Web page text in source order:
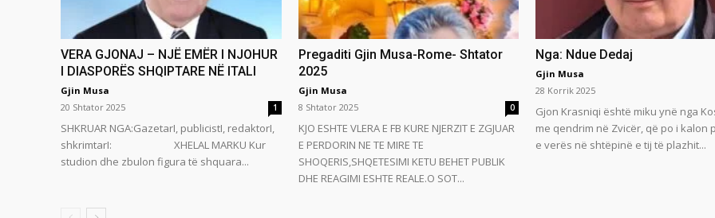
VERA GJONAJ – NJË EMËR I NJOHUR
I DIASPORËS SHQIPTARE NË ITALI
Gjin Musa
20 Shtator 2025
1
SHKRUAR NGA:GazetarI, publicistI, redaktorI,
shkrimtarI: XHELAL MARKU Kur
studion dhe zbulon figura të shquara...
Pregaditi Gjin Musa-Rome- Shtator
2025
Gjin Musa
8 Shtator 2025
0
KJO ESHTE VLERA E FB KURE NJERZIT E ZGJUAR
E PERDORIN NE TE MIRE TE
SHOQERIS,SHQETESIMI KETU BEHET PUBLIK
DHE REAGIMI ESHTE REALE.O SOT...
Nga: Ndue Dedaj
Gjin Musa
28 Korrik 2025
Gjon Krasniqi është miku ynë nga
me qendrim në Zvicër, që po i kalon
e verës në shtëpinë e tij të plazhit...